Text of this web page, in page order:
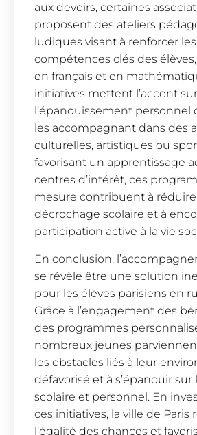
aux devoirs, certaines
proposent des ateliers
ludiques visant à renforcer les
compétences clés des
en français et en
initiatives mettent l’accent sur
l’épanouissement personnel
les accompagnant dans des
culturelles, artistiques ou
favorisant un apprentissage
centres d’intérêt, ces
mesure contribuent à
décrochage scolaire et à
participation active à la vie
En conclusion,
se révèle être une solution
pour les élèves parisiens en
Grâce à l’engagement des
des programmes
nombreux jeunes
les obstacles liés à leur
défavorisé et à s’épanouir sur
scolaire et personnel. En
ces initiatives, la ville de Paris
l’égalité des chances et